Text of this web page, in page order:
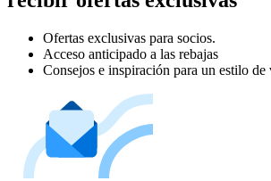
Ofertas exclusivas para socios.
Acceso anticipado a las rebajas
Consejos e inspiración para un estilo de